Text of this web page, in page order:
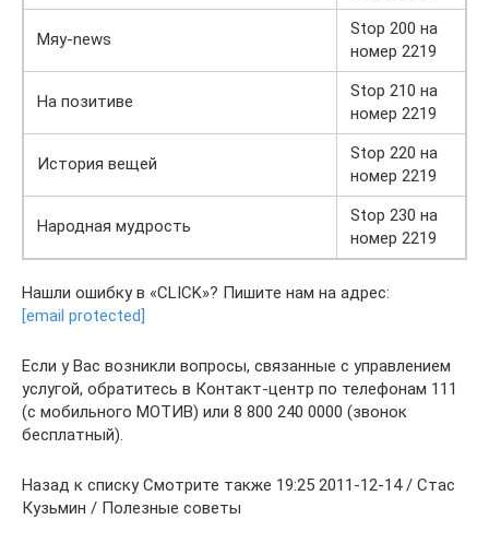
Мяу-news
Stop 200 на
номер 2219
На позитиве
Stop 210 на
номер 2219
История вещей
Stop 220 на
номер 2219
Народная мудрость
Stop 230 на
номер 2219
Нашли ошибку в «CLICK»? Пишите нам на адрес:
[email protected]
Если у Вас возникли вопросы, связанные с управлением
услугой, обратитесь в Контакт-центр по телефонам 111
(с мобильного МОТИВ) или 8 800 240 0000 (звонок
бесплатный).
Назад к списку Смотрите также 19:25 2011-12-14 / Стас
Кузьмин / Полезные советы